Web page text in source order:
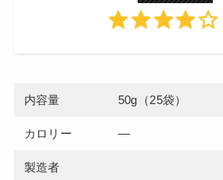
内容量 50g（25袋）
カロリー ―
製造者